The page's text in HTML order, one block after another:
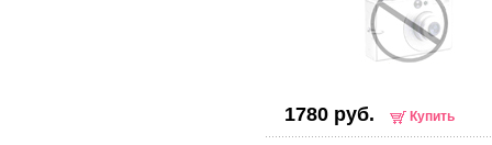
1780 руб. Купить